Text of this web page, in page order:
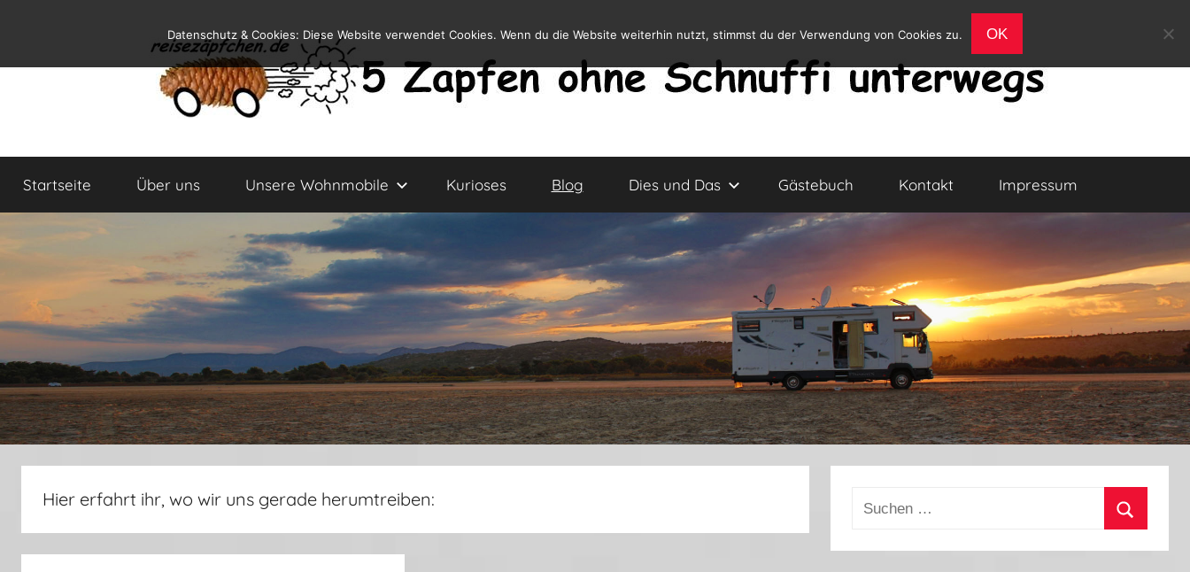
springen
Reiseblog
und
Leben
Startseite Über uns Unsere Wohnmobile Kurioses Blog Dies und Das Gästebuch Kontakt Impressum
Hier erfahrt ihr, wo wir uns gerade herumtreiben:
Suchen
Datenschutz & Cookies: Diese Website verwendet Cookies. Wenn du die Website weiterhin nutzt, stimmst du der Verwendung von Cookies zu. OK